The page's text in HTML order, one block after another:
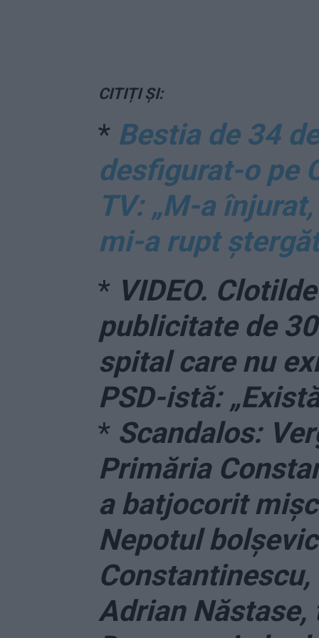
CITIȚI ȘI:
* Bestia de 34
desfigurat-o pe
TV: „M-a
mi-a rupt
* VIDEO.
publicitate de
spital care nu
PSD-istă:
* Scandalos:
Primăria
a batjocorit
Nepotul
Adrian